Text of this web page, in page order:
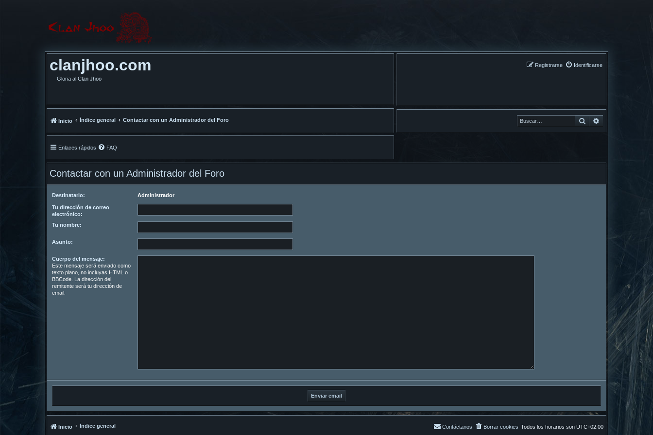
clanjhoo.com
Gloria al Clan Jhoo
Identificarse
Registrarse
Buscar
Inicio Índice general Contactar con un Administrador del Foro
Enlaces rápidos FAQ
Contactar con un Administrador del Foro
Destinatario: Administrador
Tu dirección de correo
electrónico:
Tu nombre:
Asunto:
Cuerpo del mensaje:
Este mensaje será enviado como
texto plano, no incluyas HTML o
BBCode. La dirección del
remitente será tu dirección de
email.
Inicio Índice general Todos los horarios son UTC+02:00
Borrar cookies
Contáctanos